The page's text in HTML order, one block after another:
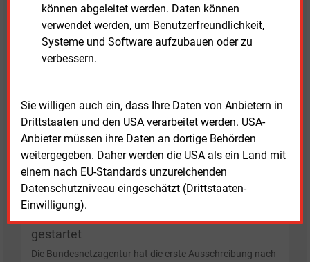
können abgeleitet werden. Daten können
verwendet werden, um Benutzerfreundlichkeit,
Systeme und Software aufzubauen oder zu
verbessern.
Sie willigen auch ein, dass Ihre Daten von Anbietern in
Drittstaaten und den USA verarbeitet werden. USA-
Anbieter müssen ihre Daten an dortige Behörden
weitergegeben. Daher werden die USA als ein Land mit
einem nach EU-Standards unzureichenden
Datenschutzniveau eingeschätzt (Drittstaaten-
Einwilligung).
E&M
gestartet
Die Bundesnetzagentur hat die erste Ausschreibung nach